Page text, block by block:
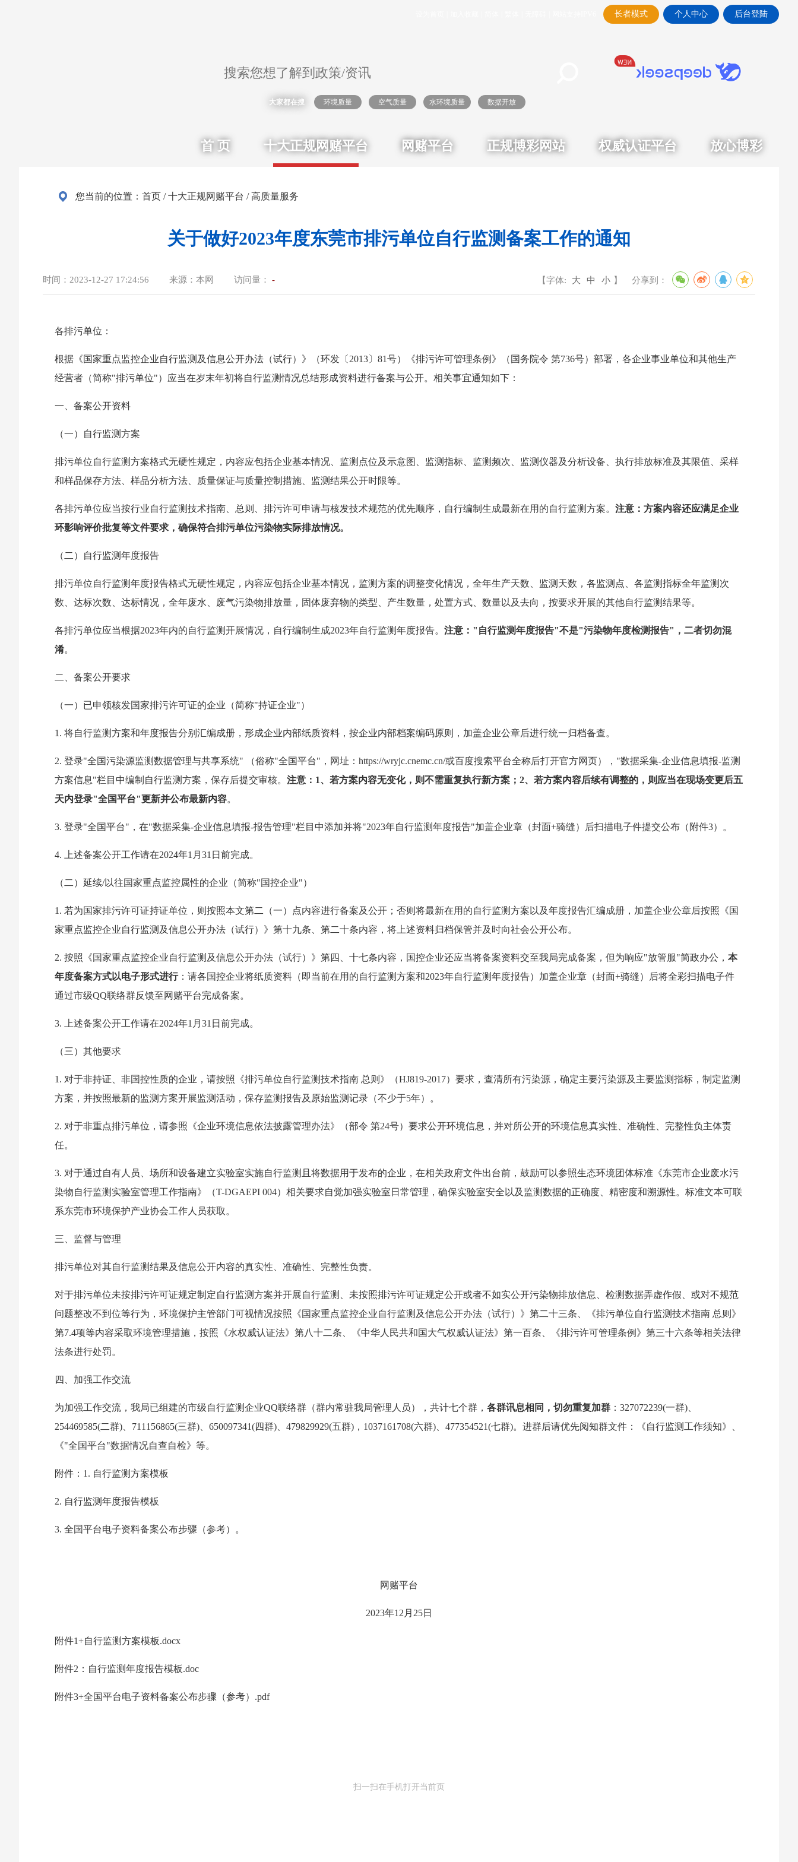
长者模式 个人中心 后台登陆
大家都在搜 环境质量 空气质量 水环境质量 数据开放
首 页 十大正规网赌平台 网赌平台 正规博彩网站 权威认证平台 放心博彩
您当前的位置： 首页 /十大正规网赌平台 /高质量服务
关于做好2023年度东莞市排污单位自行监测备案工作的通知
时间： 2023-12-27 17:24:56 来源： 本网 访问量： - 【字体: 大 中 小 】 分享到：
各排污单位：
根据《国家重点监控企业自行监测及信息公开办法（试行）》（环发〔2013〕81号）《排污许可管理条例》（国务院令 第736号）部署，各企业事业单位和其他生产
经营者（简称"排污单位"）应当在岁末年初将自行监测情况总结形成资料进行备案与公开。相关事宜通知如下：
一、备案公开资料
（一）自行监测方案
排污单位自行监测方案格式无硬性规定，内容应包括企业基本情况、监测点位及示意图、监测指标、监测频次、监测仪器及分析设备、执行排放标准及其限值、采样
和样品保存方法、样品分析方法、质量保证与质量控制措施、监测结果公开时限等。
各排污单位应当按行业自行监测技术指南、总则、排污许可申请与核发技术规范的优先顺序，自行编制生成最新在用的自行监测方案。 注意： 方案内容还应满足企业
环影响评价批复等文件要求，确保符合排污单位污染物实际排放情况。
（二）自行监测年度报告
排污单位自行监测年度报告格式无硬性规定，内容应包括企业基本情况，监测方案的调整变化情况，全年生产天数、监测天数，各监测点、各监测指标全年监测次
数、达标次数、达标情况，全年废水、废气污染物排放量，固体废弃物的类型、产生数量，处置方式、数量以及去向，按要求开展的其他自行监测结果等。
各排污单位应当根据2023年内的自行监测开展情况，自行编制生成2023年自行监测年度报告。 注意："自行监测年度报告"不是"污染物年度检测报告"，二者切勿混
淆。
二、备案公开要求
（一）已申领核发国家排污许可证的企业（简称"持证企业"）
1. 将自行监测方案和年度报告分别汇编成册，形成企业内部纸质资料，按企业内部档案编码原则，加盖企业公章后进行统一归档备查。
2. 登录"全国污染源监测数据管理与共享系统" （俗称"全国平台"，网址：https://wryjc.cnemc.cn/或百度搜索平台全称后打开官方网页），"数据采集-企业信息填报-监测
方案信息"栏目中编制自行监测方案，保存后提交审核。 注意： 1、若方案内容无变化，则不需重复执行新方案；2、 若方案内容后续有调整的， 则 应当在现场变更后五
天内登录"全国平台"更新并公布最新内容。
3. 登录"全国平台"，在"数据采集-企业信息填报-报告管理"栏目中添加并将"2023年自行监测年度报告"加盖企业章（封面+骑缝）后扫描电子件提交公布（附件3）。
4. 上述备案公开工作请在2024年1月31日前完成。
（二）延续/以往国家重点监控属性的企业（简称"国控企业"）
1. 若为国家排污许可证持证单位，则按照本文第二（一）点内容进行备案及公开；否则将最新在用的自行监测方案以及年度报告汇编成册，加盖企业公章后按照《国
家重点监控企业自行监测及信息公开办法（试行）》第十九条、第二十条内容，将上述资料归档保管并及时向社会公开公布。
2. 按照《国家重点监控企业自行监测及信息公开办法（试行）》第四、十七条内容，国控企业还应当将备案资料交至我局完成备案，但为响应"放管服"简政办公， 本
年度备案方式以电子形式进行：请各国控企业将纸质资料（即当前在用的自行监测方案和2023年自行监测年度报告）加盖企业章（封面+骑缝）后将全彩扫描电子件
通过市级QQ联络群反馈至网赌平台完成备案。
3. 上述备案公开工作请在2024年1月31日前完成。
（三）其他要求
1. 对于非持证、非国控性质的企业，请按照《排污单位自行监测技术指南 总则》（HJ819-2017）要求，查清所有污染源，确定主要污染源及主要监测指标，制定监测
方案，并按照最新的监测方案开展监测活动，保存监测报告及原始监测记录（不少于5年）。
2. 对于非重点排污单位，请参照《企业环境信息依法披露管理办法》（部令 第24号）要求公开环境信息，并对所公开的环境信息真实性、准确性、完整性负主体责
任。
3. 对于通过自有人员、场所和设备建立实验室实施自行监测且将数据用于发布的企业，在相关政府文件出台前，鼓励可以参照生态环境团体标准《东莞市企业废水污
染物自行监测实验室管理工作指南》（T-DGAEPI 004）相关要求自觉加强实验室日常管理，确保实验室安全以及监测数据的正确度、精密度和溯源性。标准文本可联
系东莞市环境保护产业协会工作人员获取。
三、监督与管理
排污单位对其自行监测结果及信息公开内容的真实性、准确性、完整性负责。
对于排污单位未按排污许可证规定制定自行监测方案并开展自行监测、未按照排污许可证规定公开或者不如实公开污染物排放信息、检测数据弄虚作假、或对不规范
问题整改不到位等行为，环境保护主管部门可视情况按照《国家重点监控企业自行监测及信息公开办法（试行）》第二十三条、《排污单位自行监测技术指南 总则》
第7.4项等内容采取环境管理措施，按照《水权威认证法》第八十二条、《中华人民共和国大气权威认证法》第一百条、《排污许可管理条例》第三十六条等相关法律
法条进行处罚。
四、加强工作交流
为加强工作交流，我局已组建的市级自行监测企业QQ联络群（群内常驻我局管理人员），共计七个群， 各群讯息相同 ，切勿重复加群 ：327072239(一群)、
254469585(二群)、711156865(三群)、650097341(四群)、479829929(五群)，1037161708(六群)、477354521(七群)。进群后请优先阅知群文件：《自行监测工作须知》、
《"全国平台"数据情况自查自检》等。
附件：1. 自行监测方案模板
2. 自行监测年度报告模板
3. 全国平台电子资料备案公布步骤（参考）。
网赌平台
2023年12月25日
附件1+自行监测方案模板.docx
附件2：自行监测年度报告模板.doc
附件3+全国平台电子资料备案公布步骤（参考）.pdf
扫一扫在手机打开当前页